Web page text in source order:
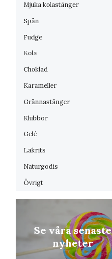
Mjuka kolastänger
Spån
Fudge
Kola
Choklad
Karameller
Grännastänger
Klubbor
Gelé
Lakrits
Naturgodis
Övrigt
Se våra senaste
nyheter